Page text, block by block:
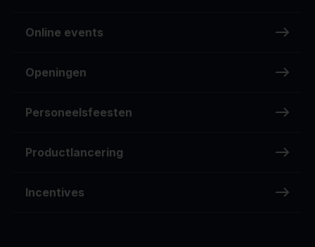
Online events
Openingen
Personeelsfeesten
Productlancering
Incentives